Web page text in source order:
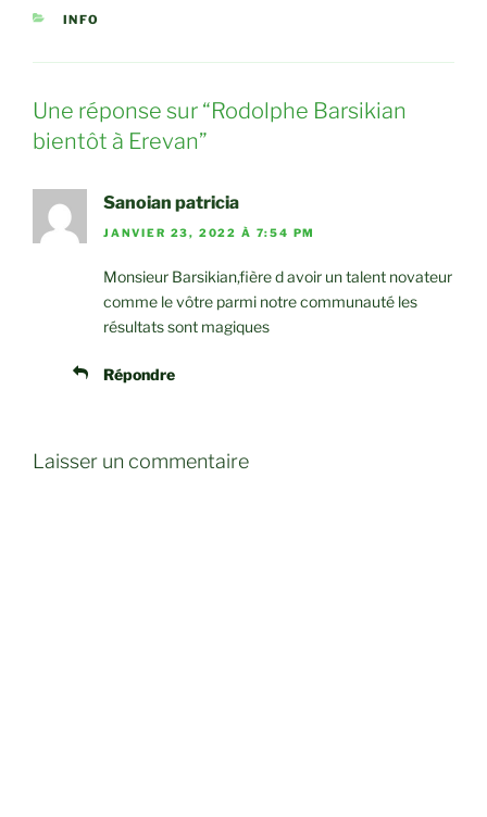
CATÉGORIES
INFO
Une réponse sur “Rodolphe Barsikian
bientôt à Erevan”
Sanoian patricia
JANVIER 23, 2022 À 7:54 PM
Monsieur Barsikian,fière d avoir un talent novateur
comme le vôtre parmi notre communauté les
résultats sont magiques
Répondre
Laisser un commentaire